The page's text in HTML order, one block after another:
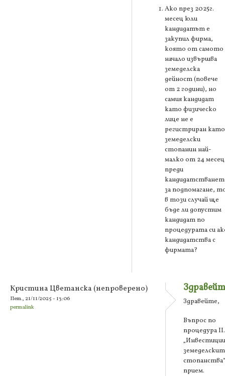
Ако през 2025г.
месец юли
кандидатът е
закупил фирма,
която от самото
начало извършва
земеделска
дейност (повече
от 2 години), но
самия кандидат
като физическо
лице не е
регистриран като
земеделски
стопанин най-
малко от 24
преди
за подпомагане,
в този случай ще
бъде ли допустим
кандидат по
процедурата си
кандидатства с
фирмата?
Кристина Цветанска (непроверено)
Пет., 21/11/2025 - 13:06
permalink
Здравейте,
Въпрос по
процедура
прием.